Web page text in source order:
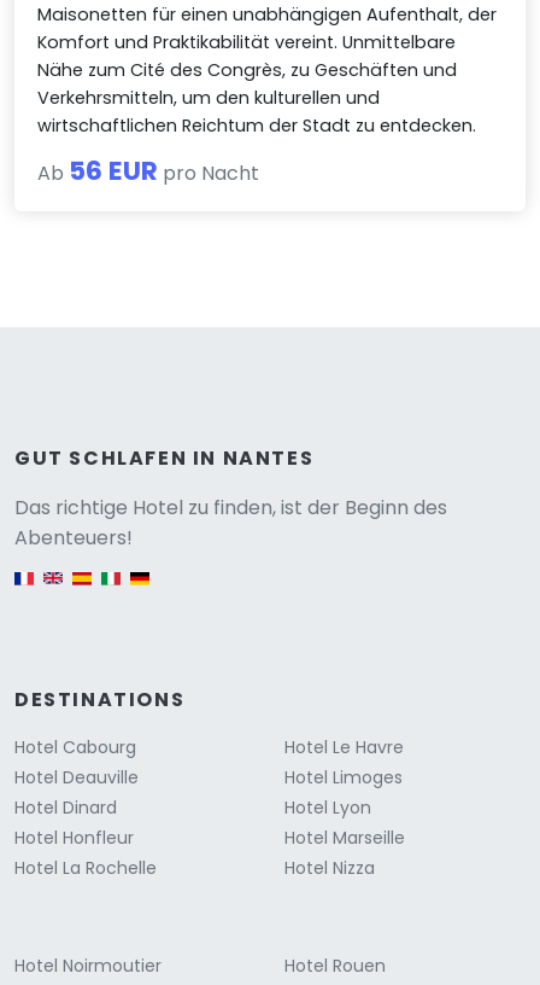
Maisonetten für einen unabhängigen Aufenthalt, der
Komfort und Praktikabilität vereint. Unmittelbare
Nähe zum Cité des Congrès, zu Geschäften und
Verkehrsmitteln, um den kulturellen und
wirtschaftlichen Reichtum der Stadt zu entdecken.
Ab 56 EUR pro Nacht
GUT SCHLAFEN IN NANTES
Das richtige Hotel zu finden, ist der Beginn des
Abenteuers!
DESTINATIONS
Hotel Cabourg
Hotel Deauville
Hotel Dinard
Hotel Honfleur
Hotel La Rochelle
Hotel Le Havre
Hotel Limoges
Hotel Lyon
Hotel Marseille
Hotel Nizza
Hotel Noirmoutier
Hotel Rouen